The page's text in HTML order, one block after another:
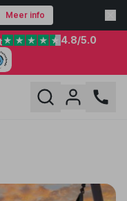
Meer info
4.8/5.0